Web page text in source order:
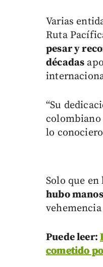
Varias
Ruta
pesar y
décadas
“Su
colombiano
lo
Solo que
hubo
Puede leer:
cometido